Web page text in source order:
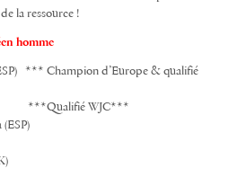
la ressource !
homme
*** Champion d’Europe & qualifié
WJC***